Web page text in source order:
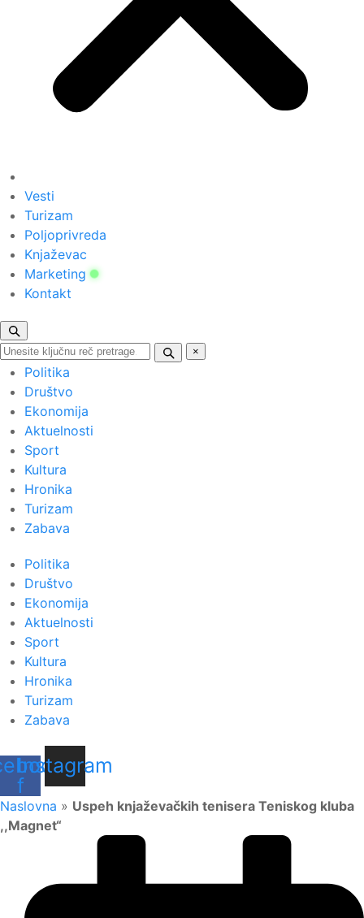
Vesti
Turizam
Poljoprivreda
Knjaževac
Marketing
Kontakt
×
Politika
Društvo
Ekonomija
Aktuelnosti
Sport
Kultura
Hronika
Turizam
Zabava
Politika
Društvo
Ekonomija
Aktuelnosti
Sport
Kultura
Hronika
Turizam
Zabava
f
Instagram
Naslovna » Uspeh knjaževačkih tenisera Teniskog kluba
,,Magnet“